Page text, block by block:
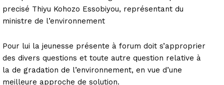
precisé Thiyu Kohozo Essobiyou, représentant du
ministre de l’environnement
Pour lui la jeunesse présente à forum doit s’approprier
des divers questions et toute autre question relative à
la de gradation de l’environnement, en vue d’une
meilleure approche de solution.